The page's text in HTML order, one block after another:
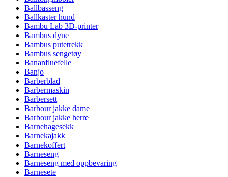
Ballbasseng
Ballkaster hund
Bambu Lab 3D-printer
Bambus dyne
Bambus putetrekk
Bambus sengetøy
Bananfluefelle
Banjo
Barberblad
Barbermaskin
Barbersett
Barbour jakke dame
Barbour jakke herre
Barnehagesekk
Barnekajakk
Barnekoffert
Barneseng
Barneseng med oppbevaring
Barnesete